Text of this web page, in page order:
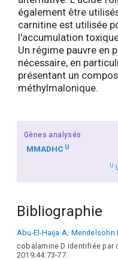
également être
carnitine est utilisée
l'accumulation
Un régime pauvre en
nécessaire, en
présentant un
méthylmalonique.
Gènes analysés
MMADHC U
U
Bibliographie
Abu-El-Haija A, Mendelsohn
cobalamine D identifiée par
2019;44:73-77.